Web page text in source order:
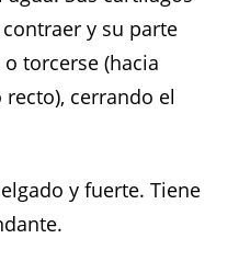
y su parte
torcerse (hacia
cerrando el
y fuerte. Tiene